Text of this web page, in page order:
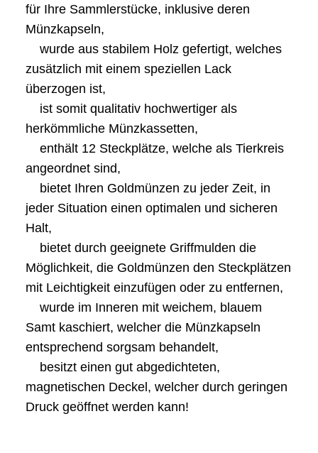
für Ihre Sammlerstücke, inklusive deren
Münzkapseln,
wurde aus stabilem Holz gefertigt, welches
zusätzlich mit einem speziellen Lack
überzogen ist,
ist somit qualitativ hochwertiger als
herkömmliche Münzkassetten,
enthält 12 Steckplätze, welche als Tierkreis
angeordnet sind,
bietet Ihren Goldmünzen zu jeder Zeit, in
jeder Situation einen optimalen und sicheren
Halt,
bietet durch geeignete Griffmulden die
Möglichkeit, die Goldmünzen den Steckplätzen
mit Leichtigkeit einzufügen oder zu entfernen,
wurde im Inneren mit weichem, blauem
Samt kaschiert, welcher die Münzkapseln
entsprechend sorgsam behandelt,
besitzt einen gut abgedichteten,
magnetischen Deckel, welcher durch geringen
Druck geöffnet werden kann!